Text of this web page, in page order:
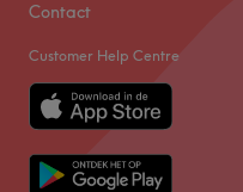
Contact
Customer Help Centre